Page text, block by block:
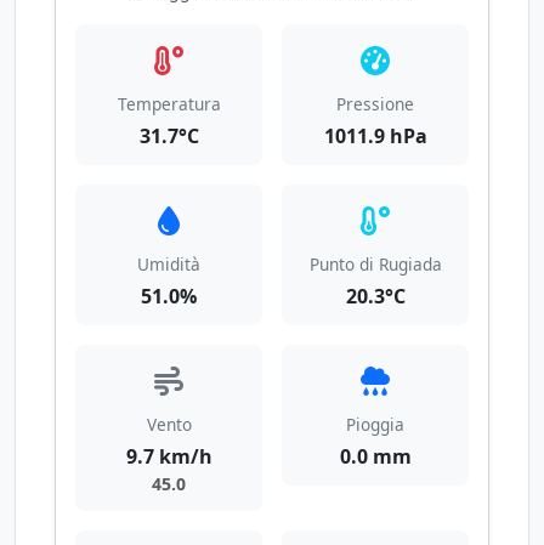
Temperatura
31.7°C
Pressione
1011.9 hPa
Umidità
51.0%
Punto di Rugiada
20.3°C
Vento
9.7 km/h
45.0
Pioggia
0.0 mm